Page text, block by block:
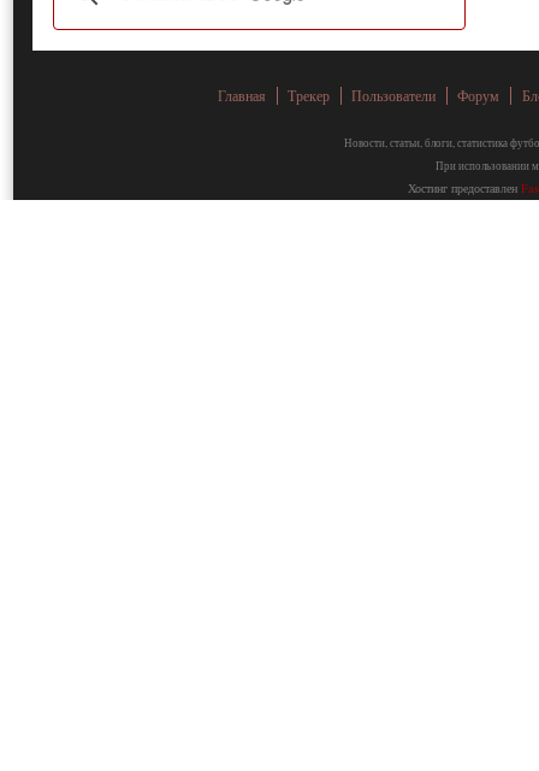
Главная Трекер Пользователи Форум
Новости, статьи, блоги, статистика
При использовании
Хостинг предоставлен